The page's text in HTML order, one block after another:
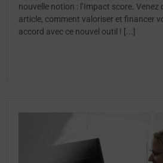
nouvelle notion : l’Impact score.
article, comment valoriser et financer
accord avec ce nouvel outil ! [...]